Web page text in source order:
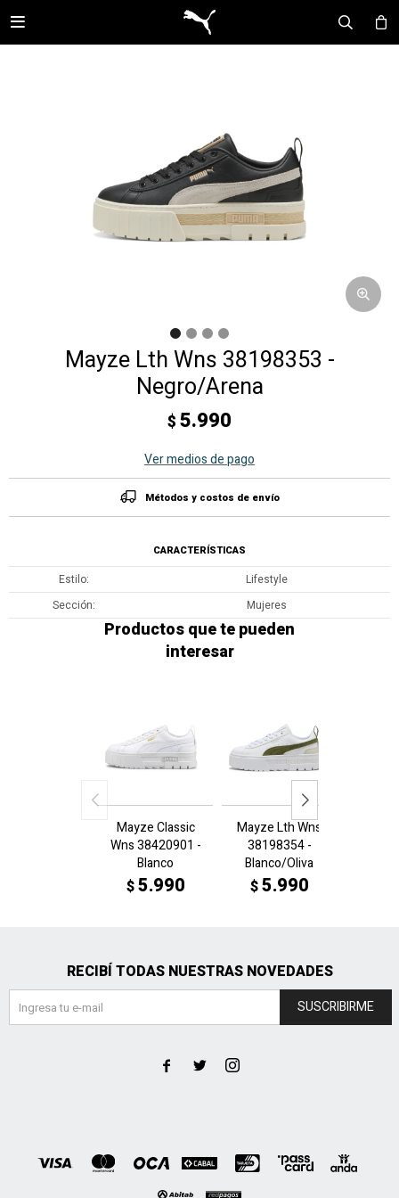

Mayze Lth Wns 38198353 -
Negro/Arena
$ 5.990
Ver medios de pago
Métodos y costos de envío
CARACTERÍSTICAS
Estilo
Lifestyle
Sección
Mujeres
Productos que te pueden
interesar
Mayze Classic
Wns 38420901 -
Blanco
$5.990
Mayze Lth Wns
38198354 -
Blanco/Oliva
$5.990
RECIBÍ TODAS NUESTRAS NOVEDADES
SUSCRIBIRME
  